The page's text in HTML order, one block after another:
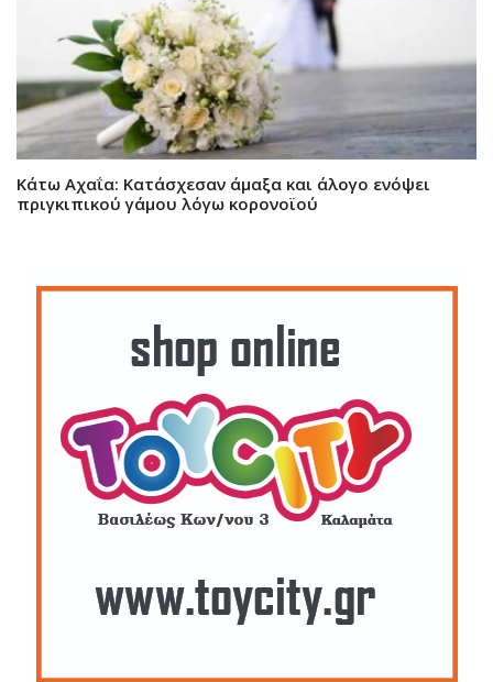
Κάτω Αχαΐα: Κατάσχεσαν άμαξα και άλογο ενόψει
πριγκιπικού γάμου λόγω κορονοϊού